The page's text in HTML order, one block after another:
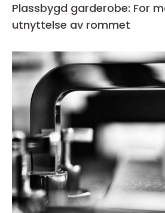
Plassbygd garderobe: For
utnyttelse av rommet